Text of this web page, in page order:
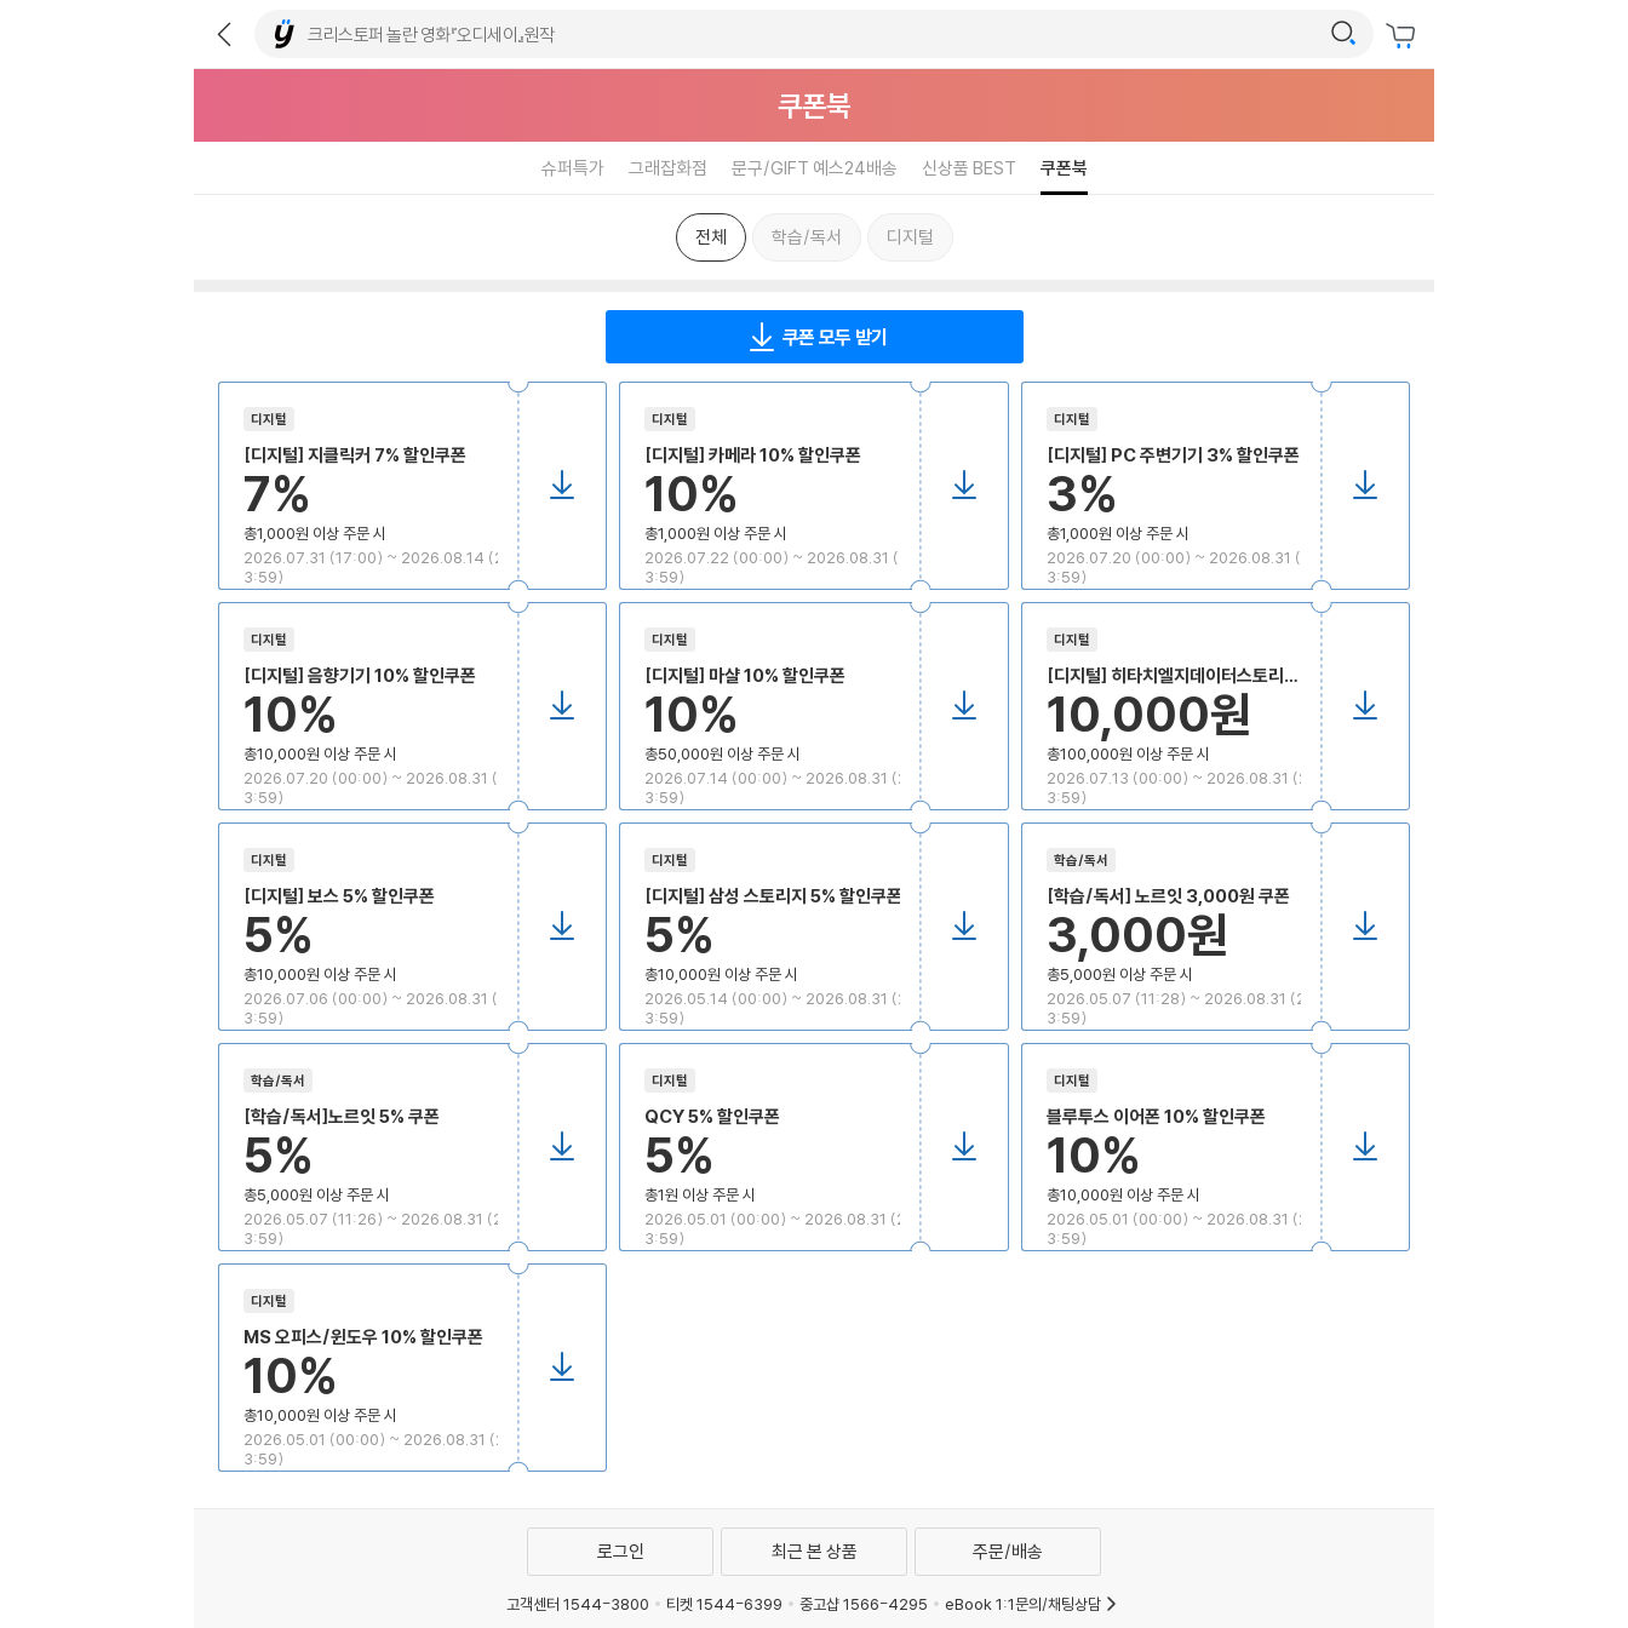
쿠폰북
슈퍼특가 그래잡화점 문구/GIFT 예스24배송 신상품 BEST 쿠폰북
전체 학습/독서 디지털
쿠폰 모두 받기
디지털
[디지털] 지클릭커 7% 할인쿠폰
7%
총1,000원 이상 주문 시
2026.07.31 (17:00) ~ 2026.08.14 (2
3:59)
디지털
[디지털] 카메라 10% 할인쿠폰
10%
총1,000원 이상 주문 시
2026.07.22 (00:00) ~ 2026.08.31 (2
3:59)
디지털
[디지털] PC 주변기기 3% 할인쿠폰
3%
총1,000원 이상 주문 시
2026.07.20 (00:00) ~ 2026.08.31 (2
3:59)
디지털
[디지털] 음향기기 10% 할인쿠폰
10%
총10,000원 이상 주문 시
2026.07.20 (00:00) ~ 2026.08.31 (2
3:59)
디지털
[디지털] 마샬 10% 할인쿠폰
10%
총50,000원 이상 주문 시
2026.07.14 (00:00) ~ 2026.08.31 (2
3:59)
디지털
[디지털] 히타치엘지데이터스토리지
4K UHD 블루레이 재생 외장형 ODD
10,000원 할인쿠폰
10,000원
총100,000원 이상 주문 시
2026.07.13 (00:00) ~ 2026.08.31 (2
3:59)
디지털
[디지털] 보스 5% 할인쿠폰
5%
총10,000원 이상 주문 시
2026.07.06 (00:00) ~ 2026.08.31 (2
3:59)
디지털
[디지털] 삼성 스토리지 5% 할인쿠폰
5%
총10,000원 이상 주문 시
2026.05.14 (00:00) ~ 2026.08.31 (2
3:59)
학습/독서
[학습/독서] 노르잇 3,000원 쿠폰
3,000원
총5,000원 이상 주문 시
2026.05.07 (11:28) ~ 2026.08.31 (2
3:59)
학습/독서
[학습/독서]노르잇 5% 쿠폰
5%
총5,000원 이상 주문 시
2026.05.07 (11:26) ~ 2026.08.31 (2
3:59)
디지털
QCY 5% 할인쿠폰
5%
총1원 이상 주문 시
2026.05.01 (00:00) ~ 2026.08.31 (2
3:59)
디지털
블루투스 이어폰 10% 할인쿠폰
10%
총10,000원 이상 주문 시
2026.05.01 (00:00) ~ 2026.08.31 (2
3:59)
디지털
MS 오피스/윈도우 10% 할인쿠폰
10%
총10,000원 이상 주문 시
2026.05.01 (00:00) ~ 2026.08.31 (2
3:59)
로그인 최근 본 상품 주문/배송
고객센터 1544-3800 티켓 1544-6399 중고샵 1566-4295 eBook 1:1문의/채팅상담